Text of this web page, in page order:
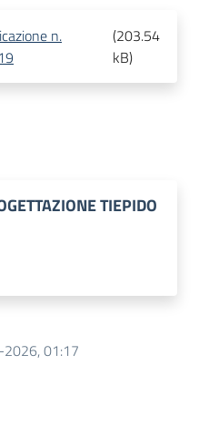
n.
(203.54
kB)
TIEPIDO
01:17